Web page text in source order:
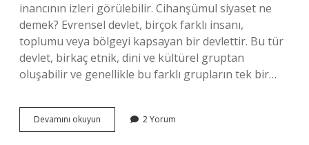
inancının izleri görülebilir. Cihanşümul siyaset ne
demek? Evrensel devlet, birçok farklı insanı,
toplumu veya bölgeyi kapsayan bir devlettir. Bu tür
devlet, birkaç etnik, dini ve kültürel gruptan
oluşabilir ve genellikle bu farklı grupların tek bir…
Devamını okuyun Cihansumul
Ne
2 Yorum